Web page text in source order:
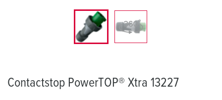
Contactstop PowerTOP® Xtra 13227